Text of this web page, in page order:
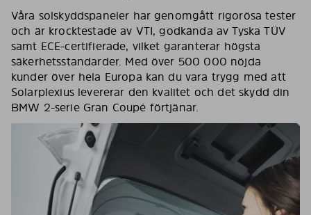
Våra solskyddspaneler har genomgått rigorösa tester
och är krocktestade av VTI, godkända av Tyska TÜV
samt ECE-certifierade, vilket garanterar högsta
säkerhetsstandarder. Med över 500 000 nöjda
kunder över hela Europa kan du vara trygg med att
Solarplexius levererar den kvalitet och det skydd din
BMW 2-serie Gran Coupé förtjänar.